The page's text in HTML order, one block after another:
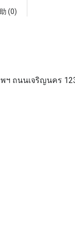
(0)
ฯ ถนนเจริญนคร